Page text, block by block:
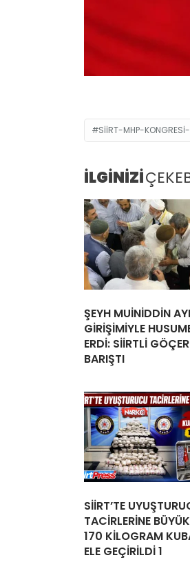
SIIRT-MHP-
İLGİNİZİ
ŞEYH MUİNİDDİN
GİRİŞİMİYLE
ERDİ: SİİRTLİ
BARIŞTI
SİİRT’TE
TACİRLERİNE
170 KİLOGRAM
ELE GEÇİRİLDİ 1